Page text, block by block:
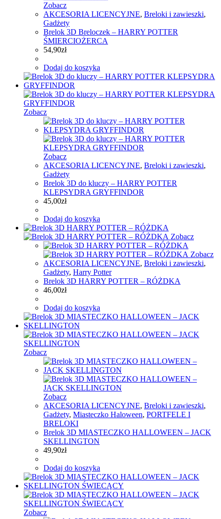
Zobacz
AKCESORIA LICENCYJNE, Breloki i zawieszki,
Gadżety
Brelok 3D Breloczek – HARRY POTTER
ŚMIERCIOŻERCA
54,90zł
Dodaj do koszyka
Zobacz
Zobacz
AKCESORIA LICENCYJNE, Breloki i zawieszki,
Gadżety
Brelok 3D do kluczy – HARRY POTTER
KLEPSYDRA GRYFFINDOR
45,00zł
Dodaj do koszyka
Zobacz
Zobacz
AKCESORIA LICENCYJNE, Breloki i zawieszki,
Gadżety, Harry Potter
Brelok 3D HARRY POTTER – RÓŻDKA
46,00zł
Dodaj do koszyka
Zobacz
Zobacz
AKCESORIA LICENCYJNE, Breloki i zawieszki,
Gadżety, Miasteczko Haloween, PORTFELE I
BRELOKI
Brelok 3D MIASTECZKO HALLOWEEN – JACK
SKELLINGTON
49,90zł
Dodaj do koszyka
Zobacz